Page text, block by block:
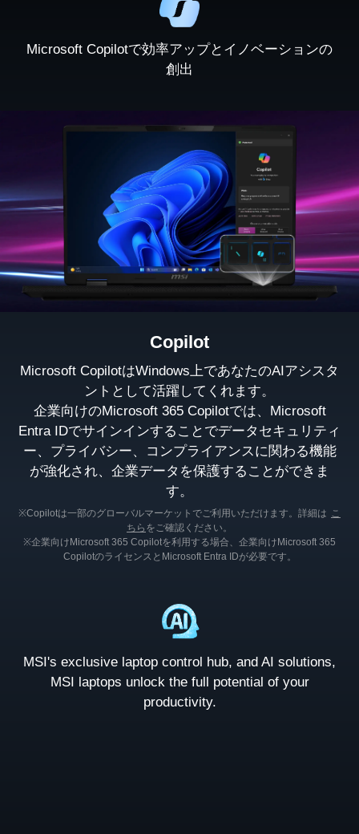
Microsoft Copilotで効率アップとイノベーションの
創出
Copilot
Microsoft CopilotはWindows上であなたのAIアシスタ
ントとして活躍してくれます。
企業向けのMicrosoft 365 Copilotでは、Microsoft
Entra IDでサインインすることでデータセキュリティ
ー、プライバシー、コンプライアンスに関わる機能
が強化され、企業データを保護することができま
す。
※Copilotは一部のグローバルマーケットでご利用いただけます。詳細は こ
ちら をご確認ください。
※企業向けMicrosoft 365 Copilotを利用する場合、企業向けMicrosoft 365
CopilotのライセンスとMicrosoft Entra IDが必要です。
MSI's exclusive laptop control hub, and AI solutions,
MSI laptops unlock the full potential of your
productivity.